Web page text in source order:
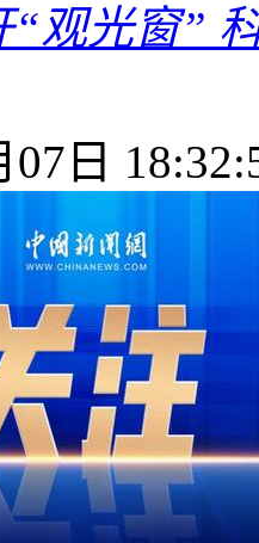
“观光窗”
07日